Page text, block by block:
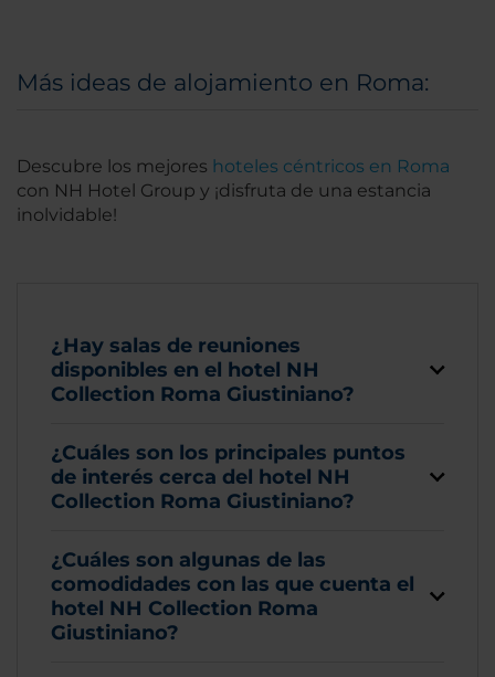
Más ideas de alojamiento en Roma:
Descubre los mejores hoteles céntricos en Roma
con NH Hotel Group y ¡disfruta de una estancia
inolvidable!
¿Hay salas de reuniones
disponibles en el hotel NH
Collection Roma Giustiniano?
¿Cuáles son los principales puntos
de interés cerca del hotel NH
Collection Roma Giustiniano?
¿Cuáles son algunas de las
comodidades con las que cuenta el
hotel NH Collection Roma
Giustiniano?